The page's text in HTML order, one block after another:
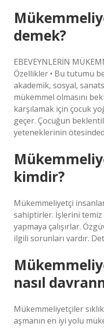
demek?
EBEVEYNLERİN
Özellikler • Bu tutumu
akademik, sosyal,
mükemmel olmasını
karşılamak için çocuk
geçer. Çocuğun
yeteneklerinin
kimdir?
Mükemmeliyetçi
sahiptirler. İşlerini
yapmaya çalışırlar.
ilgili sorunları vardır.
nasıl
Mükemmeliyetçiler
aşmanın en iyi yolu